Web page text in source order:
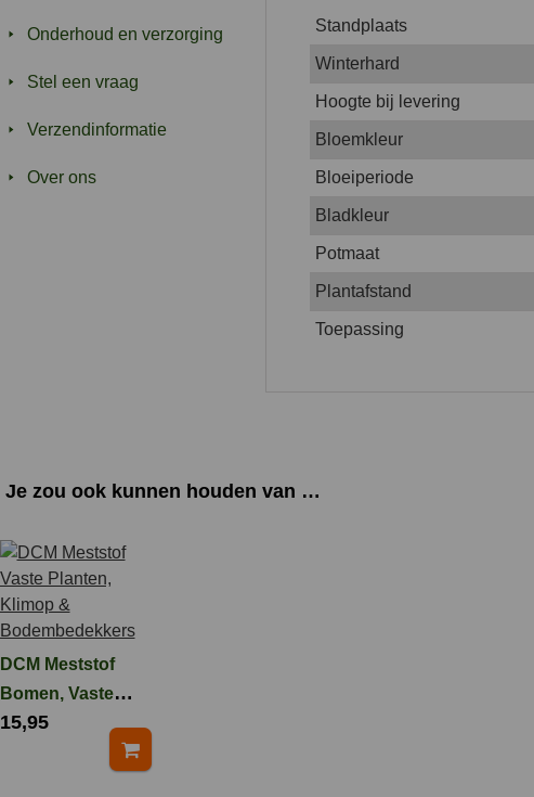
Onderhoud en verzorging
Stel een vraag
Verzendinformatie
Over ons
Standplaats
Winterhard
Hoogte bij levering
Bloemkleur
Bloeiperiode
Bladkleur
Potmaat
Plantafstand
Toepassing
Je zou ook kunnen houden van …
DCM Meststof
Bomen, Vaste
Planten, Klimop
15,95